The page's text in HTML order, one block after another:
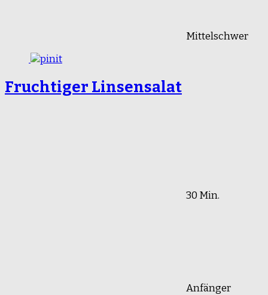
Mittelschwer
Fruchtiger Linsensalat
30 Min.
Anfänger